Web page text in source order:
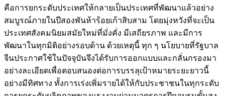
คือการยกระดับประเทศให้กลายเป็นประเทศที่พัฒนาแล้วอย่าง
สมบูรณ์ภายในปีสองพันห้าร้อยเก้าสิบสาม โดยมุ่งหวังที่จะเป็น
ประเทศสังคมนิยมสมัยใหม่ที่มั่งคั่ง มีเสถียรภาพ และมีการ
พัฒนาในทุกมิติอย่างรอบด้าน ด้วยเหตุนี้ ทุก ๆ นโยบายที่รัฐบาล
จีนประกาศใช้ในปัจจุบันจึงได้รับการออกแบบและกลั่นกรองมา
อย่างละเอียดเพื่อตอบสนองต่อการบรรลุเป้าหมายระยะยาวนี้
อย่างมีทิศทาง ทั้งการเร่งเพิ่มรายได้ให้กับประชาชนในทุกระดับ